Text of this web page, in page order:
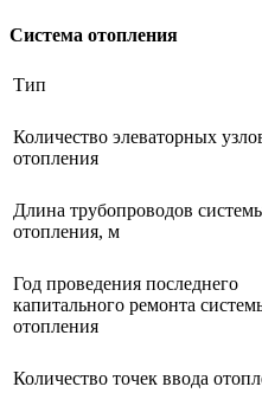
Система отопления
Тип
Количество элеваторных
отопления
Длина трубопроводов
отопления, м
Год проведения последнего
капитального ремонта
отопления
Количество точек ввода